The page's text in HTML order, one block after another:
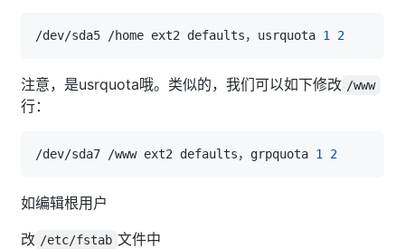
/dev/sda5 /home ext2 defaults，usrquota 1 2
注意，是usrquota哦。类似的，我们可以如下修改 /www
行：
/dev/sda7 /www ext2 defaults，grpquota 1 2
如编辑根用户
改 /etc/fstab 文件中